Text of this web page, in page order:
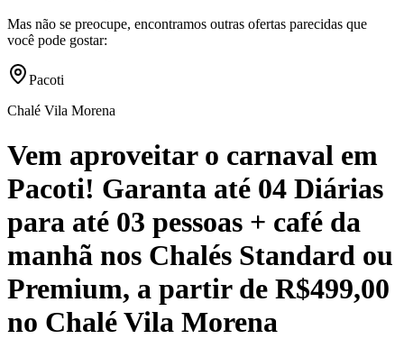
Mas não se preocupe, encontramos outras ofertas parecidas que
você pode gostar:
Pacoti
Chalé Vila Morena
Vem aproveitar o carnaval em
Pacoti! Garanta até 04 Diárias
para até 03 pessoas + café da
manhã nos Chalés Standard ou
Premium, a partir de R$499,00
no Chalé Vila Morena